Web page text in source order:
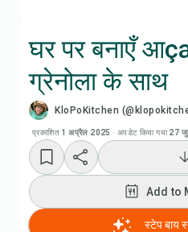
घर पर बनाएँ
ग्रेनोला के साथ
KloPoKitchen
प्रकाशित 1 अप्रैल 2025 ·अपडेट किया गया 27
रेसिपी
Add to
Add to
Add to
स्टेप बाय